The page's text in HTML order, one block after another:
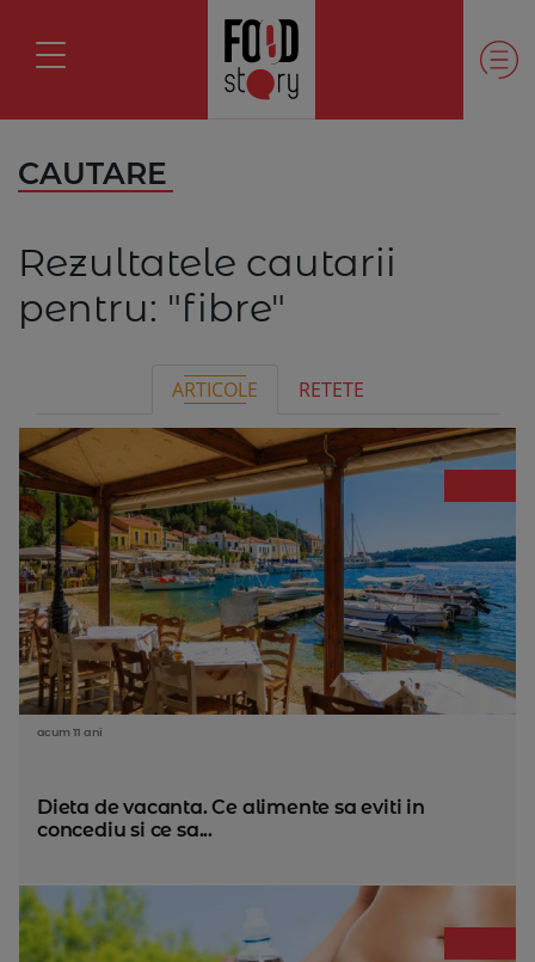
CAUTARE
Rezultatele cautarii
pentru: "fibre"
ARTICOLE RETETE
acum 11 ani
Dieta de vacanta. Ce alimente sa eviti in
concediu si ce sa...